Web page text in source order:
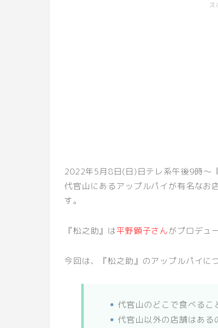
ス
2022年5月8日(日)日テレ系午後9時～
代官山にあるアップルパイが有名なお
す。
『松之助』は平野顕子さんがプロデュ
今回は、『松之助』のアップルパイに
代官山のどこで食べるこ
代官山以外の店舗はある